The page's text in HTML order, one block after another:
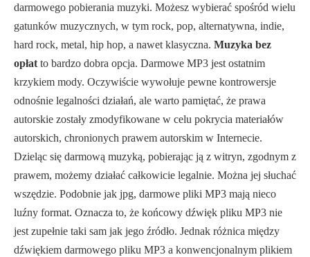
darmowego pobierania muzyki. Możesz wybierać spośród wielu
gatunków muzycznych, w tym rock, pop, alternatywna, indie,
hard rock, metal, hip hop, a nawet klasyczna. Muzyka bez
opłat to bardzo dobra opcja. Darmowe MP3 jest ostatnim
krzykiem mody. Oczywiście wywołuje pewne kontrowersje
odnośnie legalności działań, ale warto pamiętać, że prawa
autorskie zostały zmodyfikowane w celu pokrycia materiałów
autorskich, chronionych prawem autorskim w Internecie.
Dzieląc się darmową muzyką, pobierając ją z witryn, zgodnym z
prawem, możemy działać całkowicie legalnie. Można jej słuchać
wszędzie. Podobnie jak jpg, darmowe pliki MP3 mają nieco
luźny format. Oznacza to, że końcowy dźwięk pliku MP3 nie
jest zupełnie taki sam jak jego źródło. Jednak różnica między
dźwiękiem darmowego pliku MP3 a konwencjonalnym plikiem